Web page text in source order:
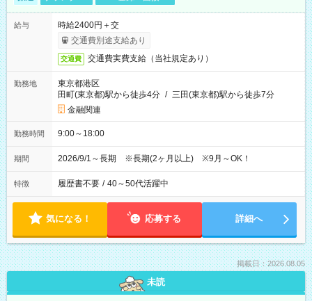
給与
時給2400円＋交
交通費別途支給あり
交通費 交通費実費支給（当社規定あり）
勤務地
東京都港区
田町(東京都)駅から徒歩4分 / 三田(東京都)駅から徒歩7分
金融関連
勤務時間 9:00～18:00
期間 2026/9/1～長期 ※長期(2ヶ月以上) ※9月～OK！
特徴 履歴書不要 / 40～50代活躍中
気になる！ 応募する 詳細へ
掲載日：2026.08.05
未読